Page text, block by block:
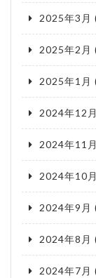
2025年3月
2025年2月
2025年1月
2024年12月
2024年11月
2024年10月
2024年9月
2024年8月
2024年7月